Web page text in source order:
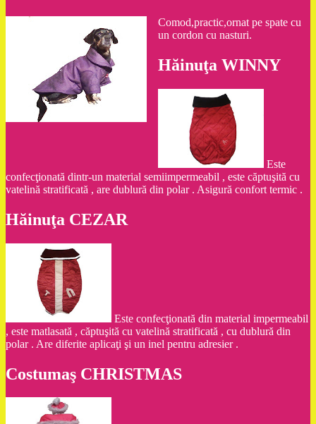
Comod,practic,ornat pe spate cu
un cordon cu nasturi.
Hăinuţa WINNY
Este
confecţionată dintr-un material semiimpermeabil , este căptuşită cu
vatelină stratificată , are dublură din polar . Asigură confort termic .
Hăinuţa CEZAR
Este confecţionată din material impermeabil
, este matlasată , căptuşită cu vatelină stratificată , cu dublură din
polar . Are diferite aplicaţi şi un inel pentru adresier .
Costumaş CHRISTMAS